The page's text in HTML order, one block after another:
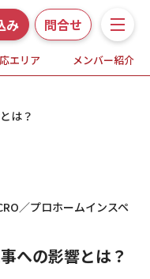
み 問合せ
エリア メンバー紹介
は？
／プロホームインスペ
への影響とは？